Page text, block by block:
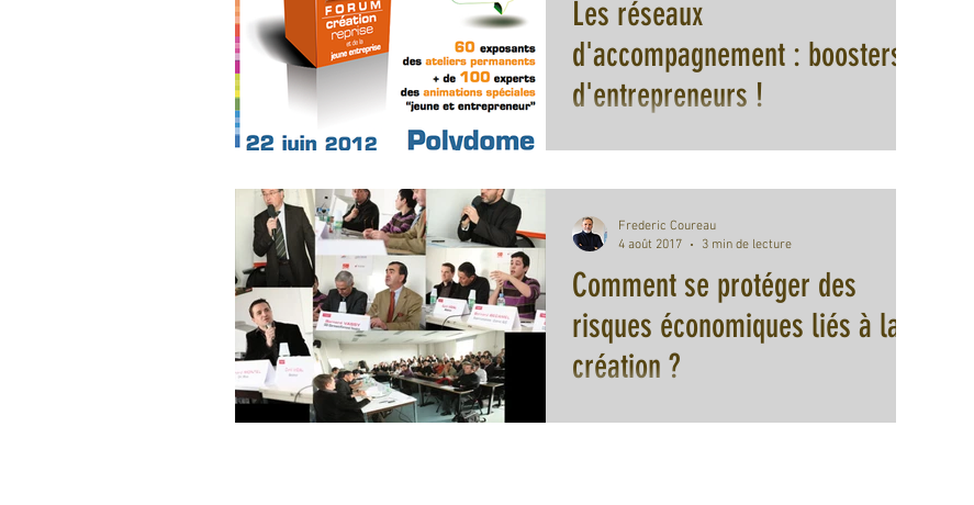
Les réseaux
d'accompagnement : boosters
d'entrepreneurs !
réseaux d'accompagnement : boosters...
Comment se protéger des
risques économiques liés à la
création ?
Frederic Coureau
4 août 2017
3 min de lecture